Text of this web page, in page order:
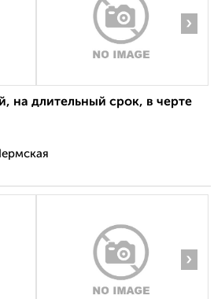
›
на длительный срок, в черте
›